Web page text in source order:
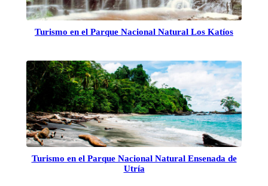
Turismo en el Parque Nacional Natural Los Katíos
Turismo en el Parque Nacional Natural Ensenada de
Utría